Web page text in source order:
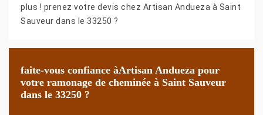
plus ! prenez votre devis chez Artisan Andueza à Saint
Sauveur dans le 33250 ?
faite-vous confiance àArtisan Andueza pour
votre ramonage de cheminée à Saint Sauveur
dans le 33250 ?